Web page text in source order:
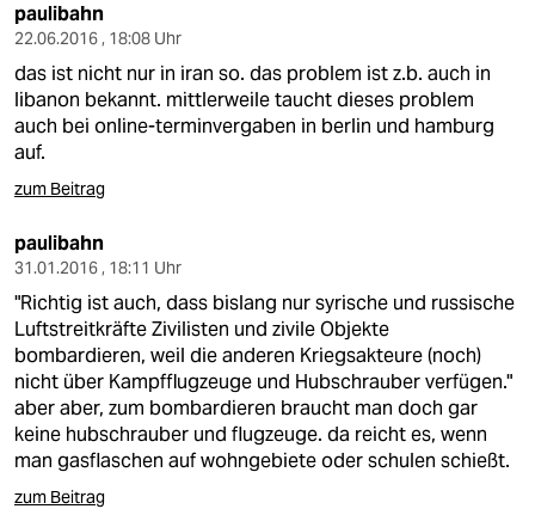
sport
berlin
nord
wahrheit
verlag
verlag
veranstaltungen
shop
fragen & hilfe
unterstützen
paulibahn
22.06.2016 , 18:08 Uhr
das ist nicht nur in iran so. das problem ist z.b. auch in
libanon bekannt. mittlerweile taucht dieses problem
auch bei online-terminvergaben in berlin und hamburg
auf.
zum Beitrag
paulibahn
31.01.2016 , 18:11 Uhr
"Richtig ist auch, dass bislang nur syrische und russische
Luftstreitkräfte Zivilisten und zivile Objekte
bombardieren, weil die anderen Kriegsakteure (noch)
nicht über Kampfflugzeuge und Hubschrauber verfügen."
aber aber, zum bombardieren braucht man doch gar
keine hubschrauber und flugzeuge. da reicht es, wenn
man gasflaschen auf wohngebiete oder schulen schießt.
zum Beitrag